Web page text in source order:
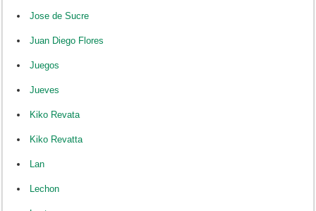
Jose de Sucre
Juan Diego Flores
Juegos
Jueves
Kiko Revata
Kiko Revatta
Lan
Lechon